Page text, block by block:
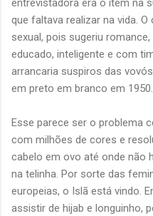
entrevistadora era o item na
que faltava realizar na vida.
sexual, pois sugeriu
educado, inteligente e com
arrancaria suspiros das
em preto em branco em 1950.
Esse parece ser o problema
com milhões de cores e
cabelo em ovo até onde não
na telinha. Por sorte das
europeias, o Islã está vindo.
assistir de hijab e longuinho,